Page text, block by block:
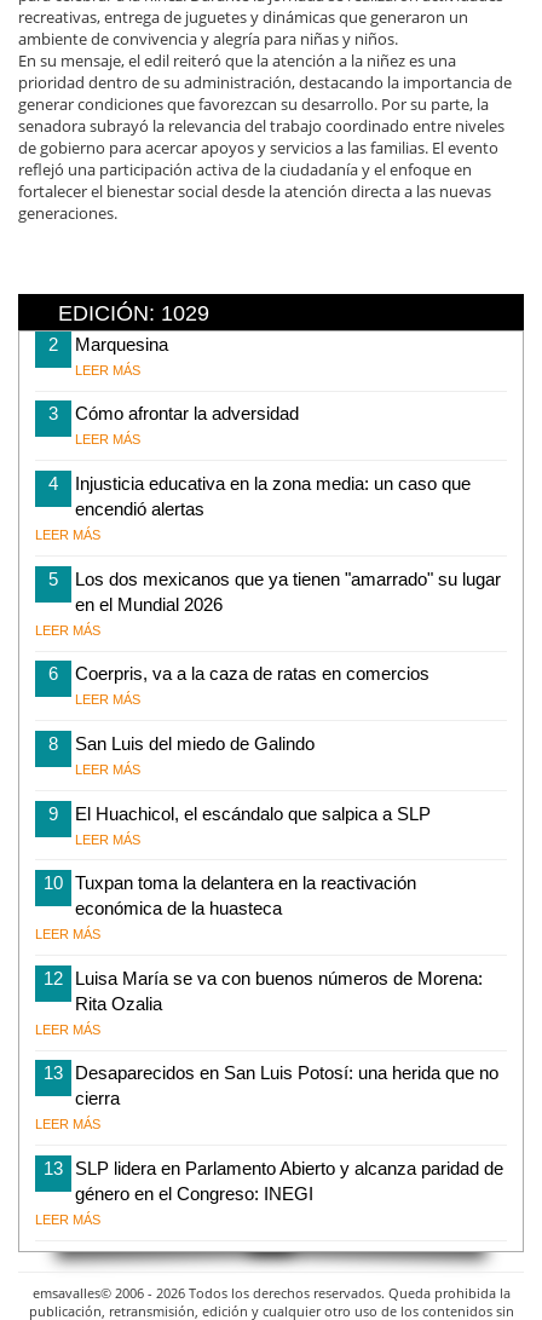
recreativas, entrega de juguetes y dinámicas que generaron un
ambiente de convivencia y alegría para niñas y niños.
En su mensaje, el edil reiteró que la atención a la niñez es una
prioridad dentro de su administración, destacando la importancia de
generar condiciones que favorezcan su desarrollo. Por su parte, la
senadora subrayó la relevancia del trabajo coordinado entre niveles
de gobierno para acercar apoyos y servicios a las familias. El evento
reflejó una participación activa de la ciudadanía y el enfoque en
fortalecer el bienestar social desde la atención directa a las nuevas
generaciones.
EDICIÓN: 1029
2 Marquesina
LEER MÁS
3 Cómo afrontar la adversidad
LEER MÁS
4
Injusticia educativa en la zona media: un caso que
encendió alertas
LEER MÁS
5
Los dos mexicanos que ya tienen "amarrado" su lugar
en el Mundial 2026
LEER MÁS
6 Coerpris, va a la caza de ratas en comercios
LEER MÁS
8 San Luis del miedo de Galindo
LEER MÁS
9 El Huachicol, el escándalo que salpica a SLP
LEER MÁS
10
Tuxpan toma la delantera en la reactivación
económica de la huasteca
LEER MÁS
12
Luisa María se va con buenos números de Morena:
Rita Ozalia
LEER MÁS
13
Desaparecidos en San Luis Potosí: una herida que no
cierra
LEER MÁS
13
SLP lidera en Parlamento Abierto y alcanza paridad de
género en el Congreso: INEGI
LEER MÁS
emsavalles© 2006 - 2026 Todos los derechos reservados. Queda prohibida la
publicación, retransmisión, edición y cualquier otro uso de los contenidos sin